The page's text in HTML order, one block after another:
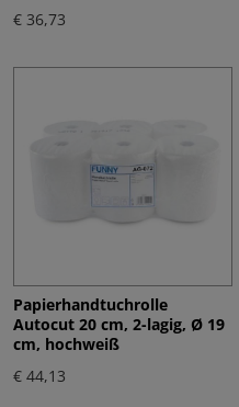
€ 36,73
Papierhandtuchrolle
Autocut 20 cm, 2-lagig, Ø 19
cm, hochweiß
€ 44,13